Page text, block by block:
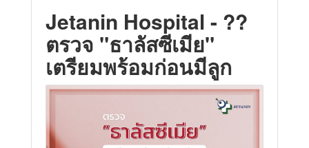
Jetanin Hospital - ??
ตรวจ "ธาลัสซีเมีย"
เตรียมพร้อมก่อนมีลูก